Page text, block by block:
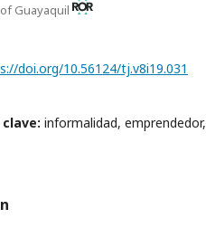
Guayaquil
doi.org/10.56124/tj.v8i19.031
informalidad,